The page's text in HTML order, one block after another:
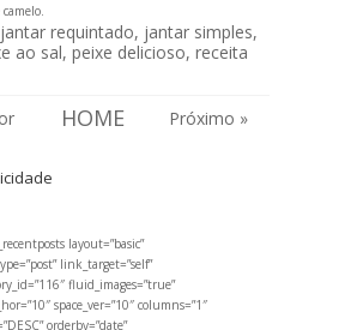
.
jantar requintado, jantar simples,
ao sal, peixe delicioso, receita
HOME Próximo »
layout=”basic”
link_target=”self”
fluid_images=”true”
space_ver=”10″ columns=”1″
orderby=”date”